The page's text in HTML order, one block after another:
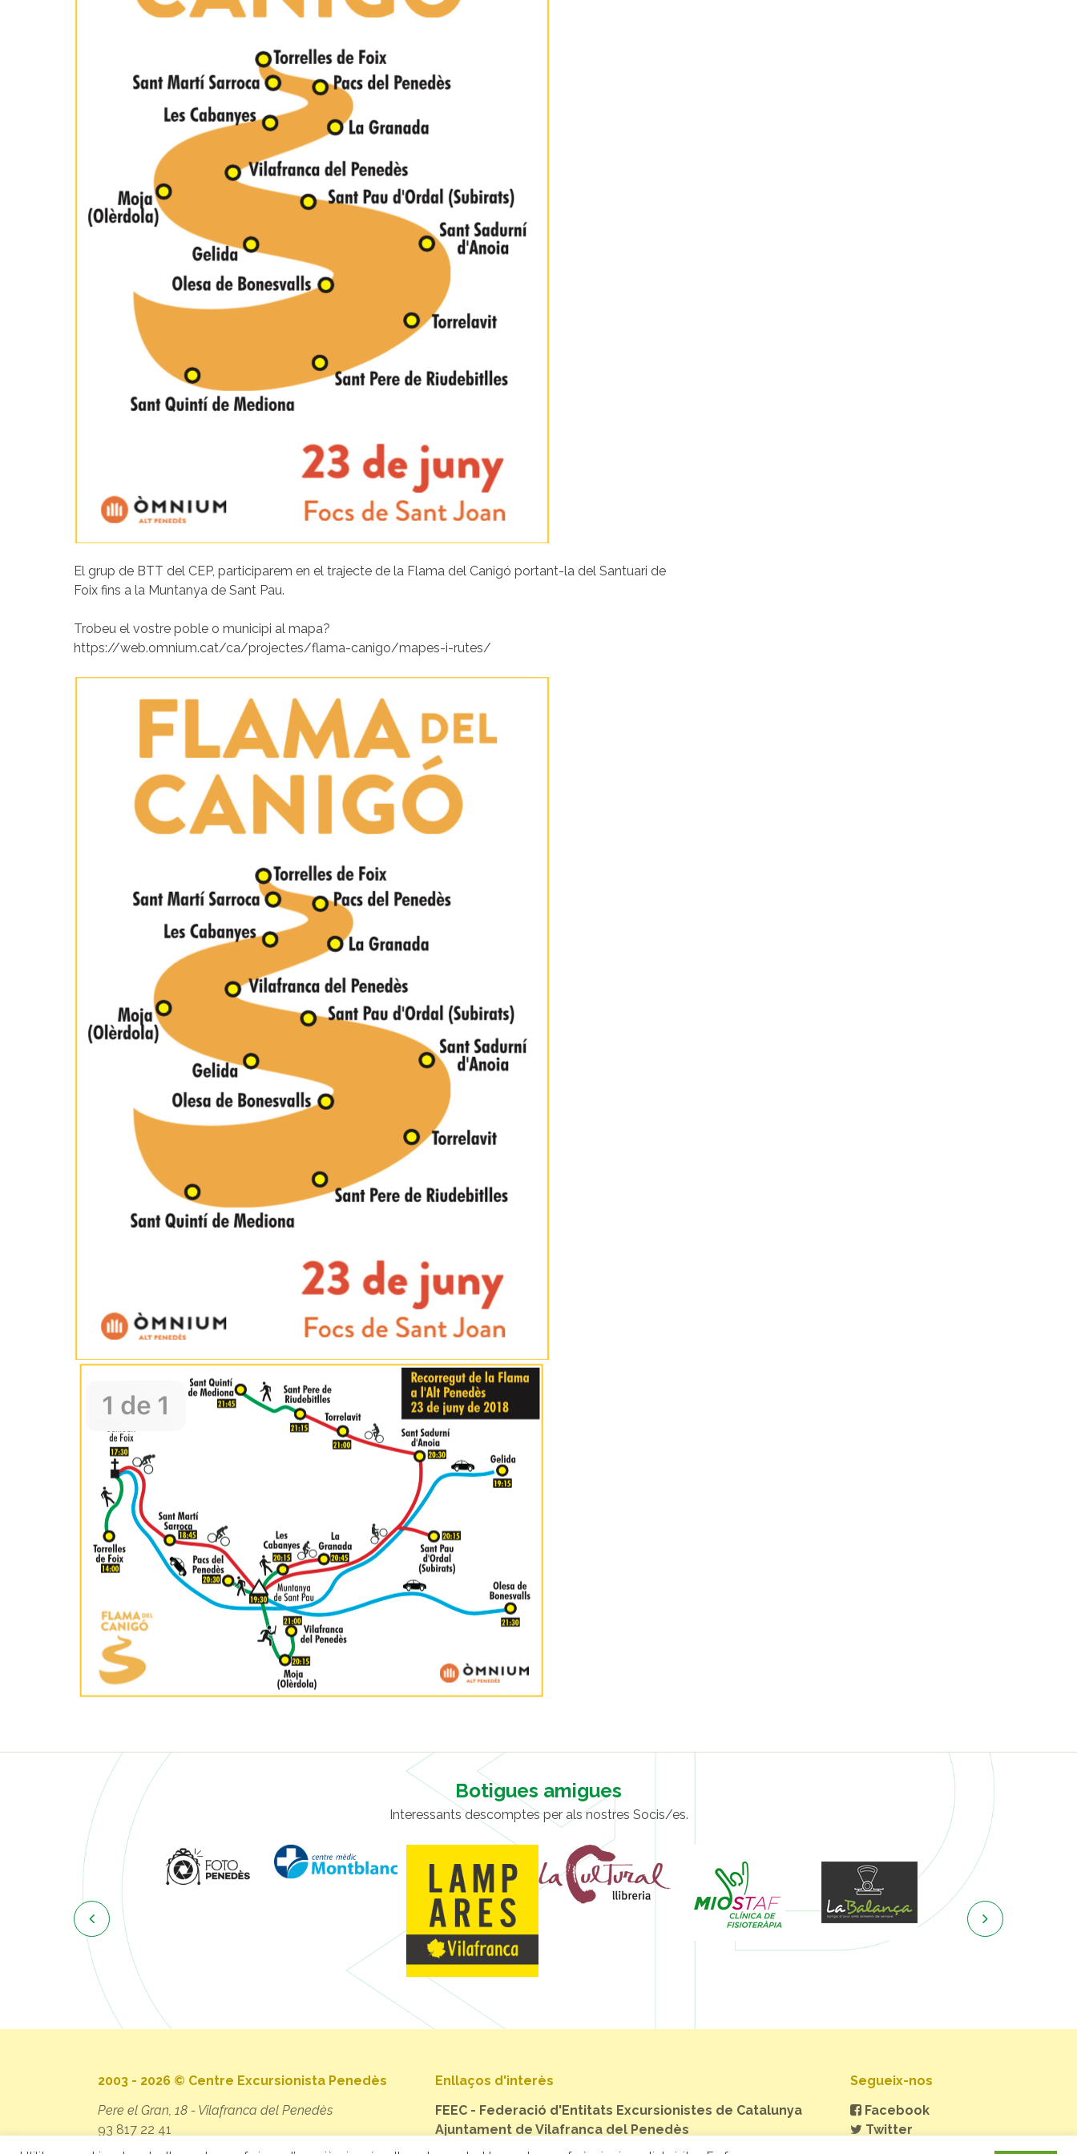
El grup de BTT del CEP, participarem en el trajecte de la Flama del Canigó portant-la del Santuari de
Foix fins a la Muntanya de Sant Pau.
Trobeu el vostre poble o municipi al mapa?
https://web.omnium.cat/ca/projectes/flama-canigo/mapes-i-rutes/
Botigues amigues
Interessants descomptes per als nostres Socis/es.
 
2003 - 2026 © Centre Excursionista Penedès
Pere el Gran, 18 - Vilafranca del Penedès
93 817 22 41
secretaria@cep.cat
Enllaços d'interès
FEEC - Federació d'Entitats Excursionistes de Catalunya
Ajuntament de Vilafranca del Penedès
Segueix-nos
Facebook
Twitter